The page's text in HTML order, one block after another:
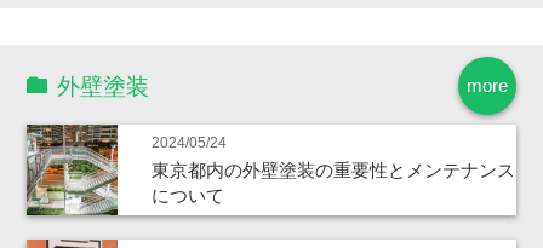
more
外壁塗装
2024/05/24
東京都内の外壁塗装の重要性とメンテナンス
について